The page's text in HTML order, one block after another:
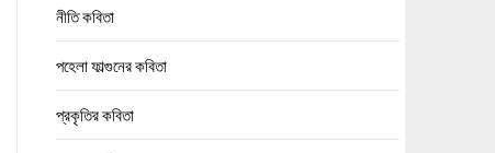
নীতি কবিতা
পহেলা ফাল্গুনের কবিতা
প্রকৃতির কবিতা